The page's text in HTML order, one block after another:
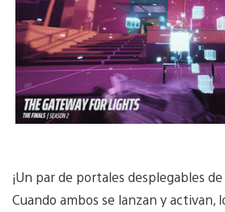
¡Un par de portales desplegables
Cuando ambos se lanzan y activan,